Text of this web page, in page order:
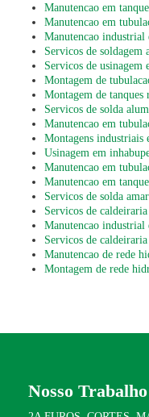
Manutencao em
Manutencao em
Manutencao industrial
Servicos de soldagem
Servicos de usinagem
Montagem de
Montagem de tanques
Servicos de solda
Manutencao em
Montagens industriais
Usinagem em
Manutencao em
Manutencao em
Servicos de solda
Servicos de
Manutencao industrial
Servicos de
Manutencao de rede
Montagem de rede
Nosso